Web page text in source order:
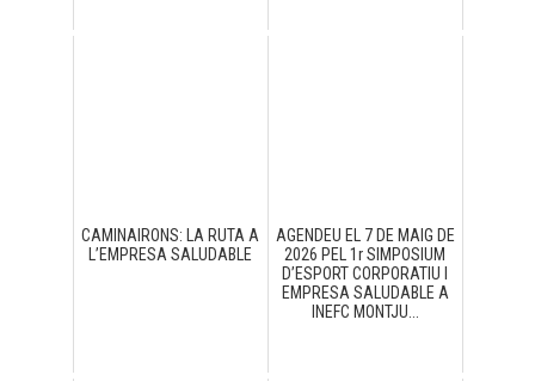
CAMINAIRONS: LA RUTA A
L’EMPRESA SALUDABLE
AGENDEU EL 7 DE MAIG DE
2026 PEL 1r SIMPOSIUM
D’ESPORT CORPORATIU I
EMPRESA SALUDABLE A
INEFC MONTJU...